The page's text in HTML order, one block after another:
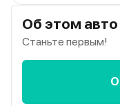
Об этом
Станьте первым!